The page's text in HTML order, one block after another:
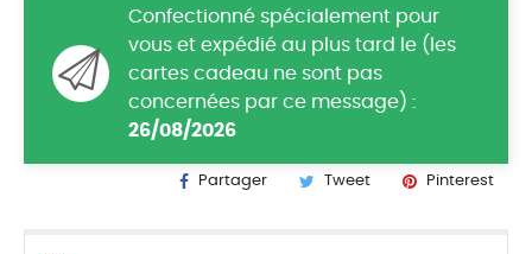
Confectionné spécialement pour
vous et expédié au plus tard le (les
cartes cadeau ne sont pas
concernées par ce message) :
26/08/2026
Partager Tweet Pinterest